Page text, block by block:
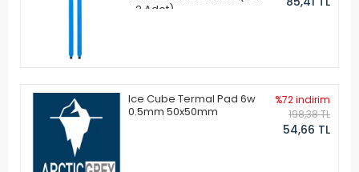
- 2 Adet)
Ice Cube Termal Pad 6w
0.5mm 50x50mm
%72 indirim
198,38 TL
54,66 TL